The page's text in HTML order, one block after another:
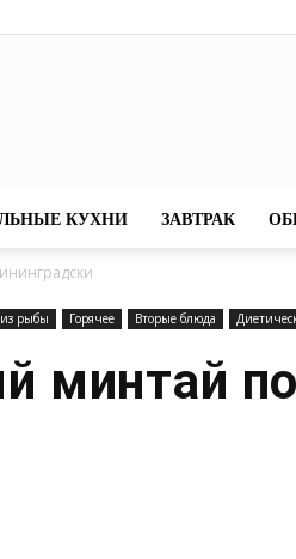
КУХНИ ЗАВТРАК
рыбы Горячее Вторые блюда
минтай